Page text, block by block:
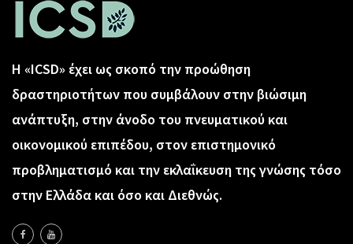
Η «ICSD» έχει ως σκοπό την προώθηση
δραστηριοτήτων που συμβάλουν στην βιώσιμη
ανάπτυξη, στην άνοδο του πνευματικού και
οικονομικού επιπέδου, στον επιστημονικό
προβληματισμό και την εκλαΐκευση της γνώσης τόσο
στην Ελλάδα και όσο και Διεθνώς.